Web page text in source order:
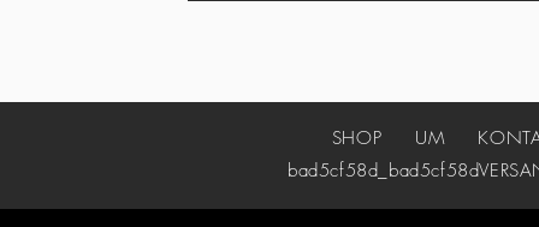
SHOP UM
bad5cf58d_bad5cf58d